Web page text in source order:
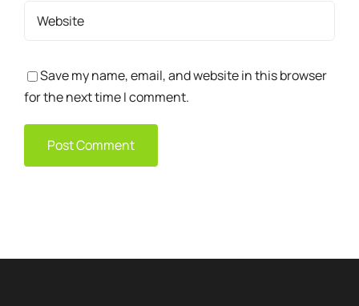
Save my name, email, and website in this browser
for the next time I comment.